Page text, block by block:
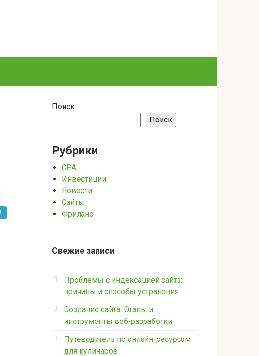
Поиск
Поиск
Рубрики
CPA
Инвестиции
Новости
Сайты
Фриланс
Свежие записи
Проблемы с индексацией сайта:
причины и способы устранения
Создание сайта: Этапы и
инструменты веб-разработки
Путеводитель по онлайн-ресурсам
для кулинаров